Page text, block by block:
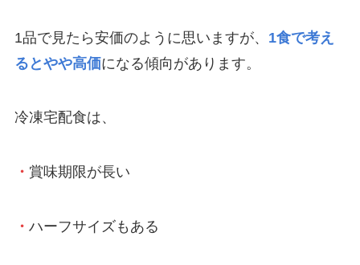
1品で見たら安価のように思いますが、 1食で考え
るとやや高価になる傾向があります。
冷凍宅配食は、
・ 賞味期限が長い
・ ハーフサイズもある